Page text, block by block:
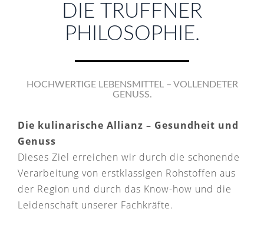
DIE TRUFFNER
PHILOSOPHIE.
HOCHWERTIGE LEBENSMITTEL – VOLLENDETER
GENUSS.
Die kulinarische Allianz – Gesundheit und
Genuss
Dieses Ziel erreichen wir durch die schonende
Verarbeitung von erstklassigen Rohstoffen aus
der Region und durch das Know-how und die
Leidenschaft unserer Fachkräfte.